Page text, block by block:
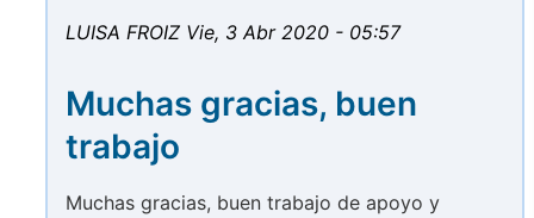
LUISA FROIZ Vie, 3 Abr 2020 - 05:57
Muchas gracias, buen
trabajo
Muchas gracias, buen trabajo de apoyo y